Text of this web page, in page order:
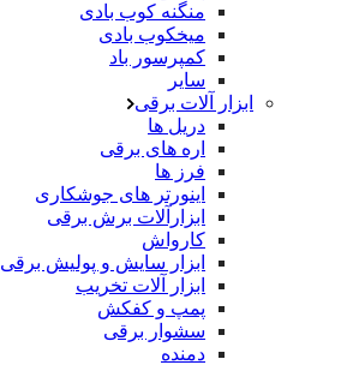
منگنه کوب بادی
میخکوب بادی
کمپرسور باد
سایر
ابزار آلات برقی
دریل ها
اره های برقی
فرز ها
اینورتر های جوشکاری
ابزارآلات برش برقی
کارواش
ابزار سایش و پولیش برقی
ابزار آلات تخریب
پمپ و کفکش
سشوار برقی
دمنده